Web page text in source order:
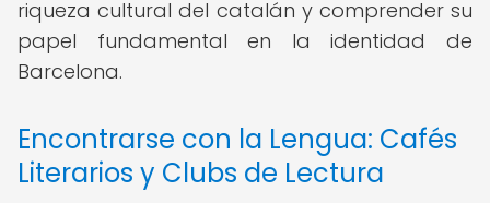
riqueza cultural del catalán y comprender su
papel fundamental en la identidad de
Barcelona.
Encontrarse con la Lengua: Cafés
Literarios y Clubs de Lectura